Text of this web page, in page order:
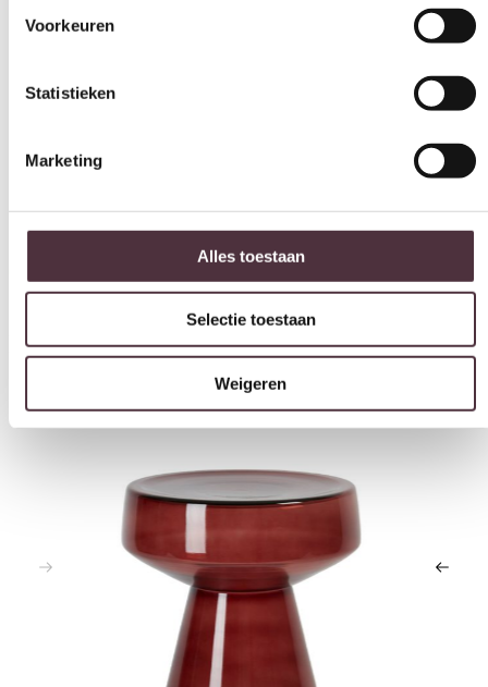
Statistieken
Marketing
Selectie toestaan
Weigeren
Gemonteerd geleverd
Categorie
2500m2 showroom
Interessant voor jou